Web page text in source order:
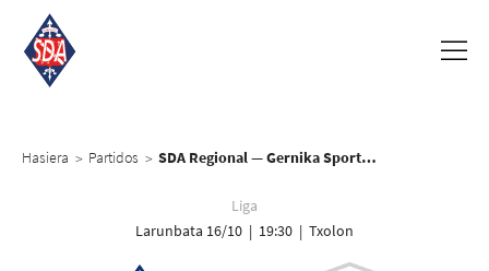
Hasiera > Partidos > SDA Regional — Gernika Sporting
Liga
Larunbata 16/10 | 19:30 | Txolon